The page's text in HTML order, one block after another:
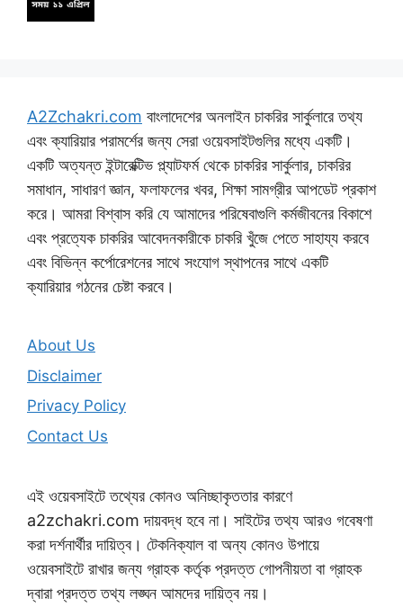
A2Zchakri.com বাংলাদেশের অনলাইন চাকরির সার্কুলারে তথ্য
এবং ক্যারিয়ার পরামর্শের জন্য সেরা ওয়েবসাইটগুলির মধ্যে একটি।
একটি অত্যন্ত ইন্টারেক্টিভ প্ল্যাটফর্ম থেকে চাকরির সার্কুলার, চাকরির
সমাধান, সাধারণ জ্ঞান, ফলাফলের খবর, শিক্ষা সামগ্রীর আপডেট প্রকাশ
করে। আমরা বিশ্বাস করি যে আমাদের পরিষেবাগুলি কর্মজীবনের বিকাশে
এবং প্রত্যেক চাকরির আবেদনকারীকে চাকরি খুঁজে পেতে সাহায্য করবে
এবং বিভিন্ন কর্পোরেশনের সাথে সংযোগ স্থাপনের সাথে একটি
ক্যারিয়ার গঠনের চেষ্টা করবে।
About Us
Disclaimer
Privacy Policy
Contact Us
এই ওয়েবসাইটে তথ্যের কোনও অনিচ্ছাকৃততার কারণে
a2zchakri.com দায়বদ্ধ হবে না। সাইটের তথ্য আরও গবেষণা
করা দর্শনার্থীর দায়িত্ব। টেকনিক্যাল বা অন্য কোনও উপায়ে
ওয়েবসাইটে রাখার জন্য গ্রাহক কর্তৃক প্রদত্ত গোপনীয়তা বা গ্রাহক
দ্বারা প্রদত্ত তথ্য লঙ্ঘন আমদের দায়িত্ব নয়।